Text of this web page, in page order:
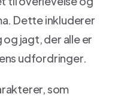
Dette inkluderer
jagt, der alle er
udfordringer.
som